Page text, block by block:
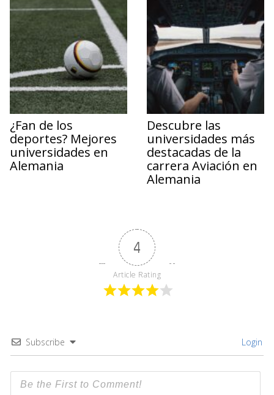
¿Fan de los
deportes? Mejores
universidades en
Alemania
Descubre las
universidades más
destacadas de la
carrera Aviación en
Alemania
4
Article Rating
Subscribe Login